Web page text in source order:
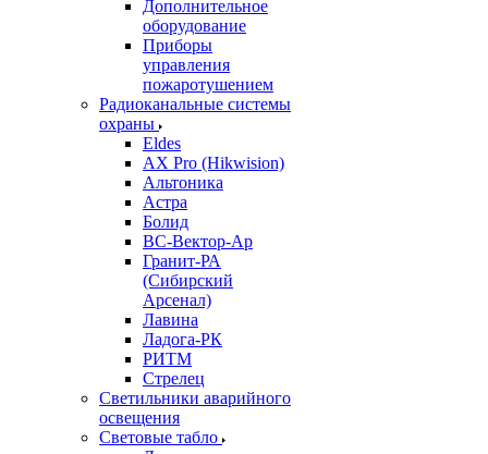
Дополнительное
оборудование
Приборы
управления
пожаротушением
Радиоканальные системы
охраны
Eldes
AX Pro (Hikwision)
Альтоника
Астра
Болид
ВС-Вектор-Ар
Гранит-РА
(Сибирский
Арсенал)
Лавина
Ладога-РК
РИТМ
Стрелец
Светильники аварийного
освещения
Световые табло